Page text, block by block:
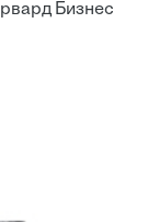
Бизнес